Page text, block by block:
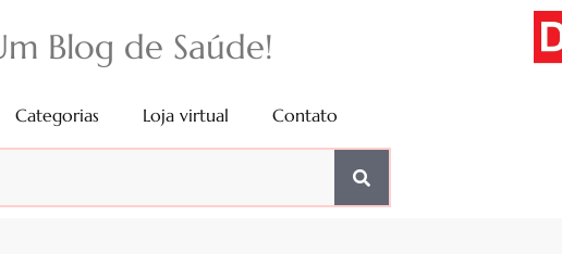
Blog de Saúde!
Categorias Loja virtual Contato